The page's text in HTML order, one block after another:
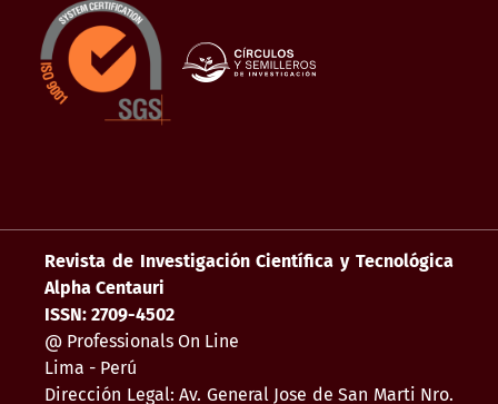
Revista de Investigación Científica y Tecnológica
Alpha Centauri
ISSN: 2709-4502
@ Professionals On Line
Lima - Perú
Dirección Legal: Av. General Jose de San Marti Nro.